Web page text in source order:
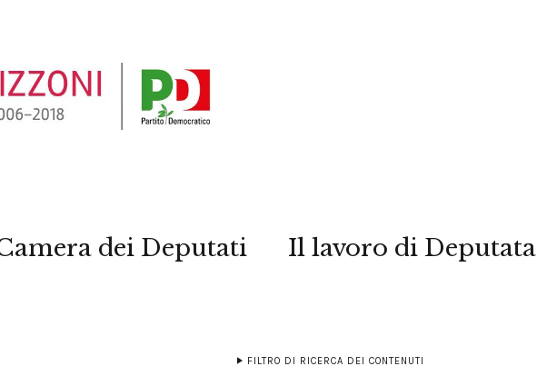
dei Deputati Il lavoro di Deputata
FILTRO DI RICERCA DEI CONTENUTI